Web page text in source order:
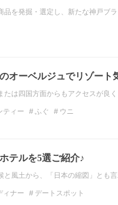
品を発掘・選定し、新たな神戸ブ
オーベルジュでリゾート
たは四国方面からもアクセスが良
ティー ふぐ
ウニ
テルを5選ご紹介♪
と風土から、「日本の縮図」とも
ィナー
デートスポット